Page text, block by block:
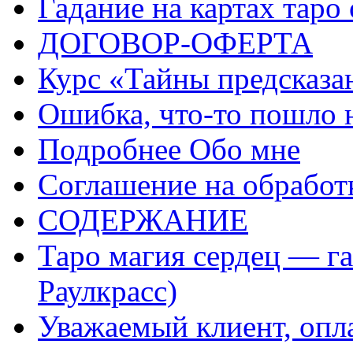
Гадание на картах
ДОГОВОР-ОФЕРТА
Курс «Тайны
Ошибка, что-то пошло
Подробнее Обо мне
Соглашение на
СОДЕРЖАНИЕ
Таро магия сердец —
Раулкрасс)
Уважаемый клиент,